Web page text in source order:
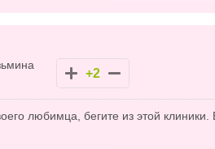
+2
любимца, бегите из этой